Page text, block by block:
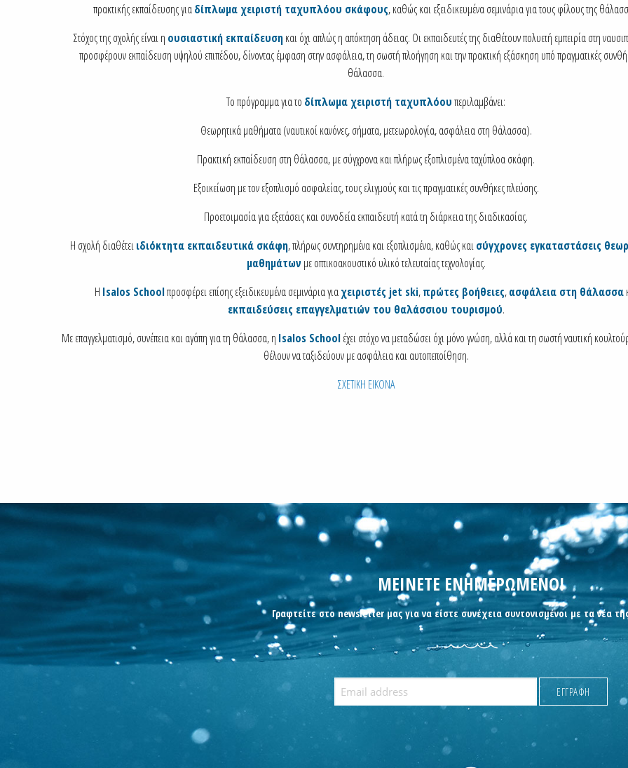
πρακτικής εκπαίδευσης γιαδίπλωμα χειριστή ταχυπλόου σκάφους, καθώς και εξειδικευμένα σεμινάρια για τους φίλους της
Στόχος της σχολής είναι η ουσιαστική εκπαίδευσηκαι όχι απλώς η απόκτηση άδειας. Οι εκπαιδευτές της διαθέτουν πολυετή εμπειρία στη
προσφέρουν εκπαίδευση υψηλού επιπέδου, δίνοντας έμφαση στην ασφάλεια, τη σωστή πλοήγηση και την πρακτική εξάσκηση υπό πραγματικές
θάλασσα.
Το πρόγραμμα για το δίπλωμα χειριστή ταχυπλόουπεριλαμβάνει:
Θεωρητικά μαθήματα (ναυτικοί κανόνες, σήματα, μετεωρολογία, ασφάλεια στη θάλασσα).
Πρακτική εκπαίδευση στη θάλασσα, με σύγχρονα και πλήρως εξοπλισμένα ταχύπλοα σκάφη.
Εξοικείωση με τον εξοπλισμό ασφαλείας, τους ελιγμούς και τις πραγματικές συνθήκες πλεύσης.
Προετοιμασία για εξετάσεις και συνοδεία εκπαιδευτή κατά τη διάρκεια της διαδικασίας.
Η σχολή διαθέτειιδιόκτητα εκπαιδευτικά σκάφη, πλήρως συντηρημένα και εξοπλισμένα, καθώς καισύγχρονες εγκαταστάσεις
μαθημάτων με οπτικοακουστικό υλικό τελευταίας τεχνολογίας.
Η Isalos Schoolπροσφέρει επίσης εξειδικευμένα σεμινάρια γιαχειριστές jet ski,πρώτες βοήθειες,ασφάλεια στη θάλασσα
εκπαιδεύσεις επαγγελματιών του θαλάσσιου τουρισμού.
Με επαγγελματισμό, συνέπεια και αγάπη για τη θάλασσα, η Isalos Schoolέχει στόχο να μεταδώσει όχι μόνο γνώση, αλλά και τη σωστή ναυτική
θέλουν να ταξιδεύουν με ασφάλεια και αυτοπεποίθηση.
ΣΧΕΤΙΚΗ ΕΙΚΟΝΑ
ΜΕΙΝΕΤΕ ΕΝΗΜΕΡΩΜΕΝΟΙ
Γραφτείτε στο newsletter μας για να είστε συνέχεια συντονισμένοι με τα νέα